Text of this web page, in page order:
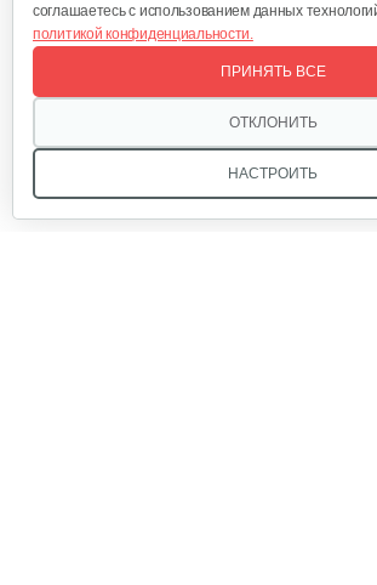
Аккумуляторная…
Аккумуляторная…
соглашаетесь с использованием данных
политикой конфиденциальности.
НАСТРОИТЬ
ОТКЛОНИТЬ
ПРИНЯТЬ ВСЕ